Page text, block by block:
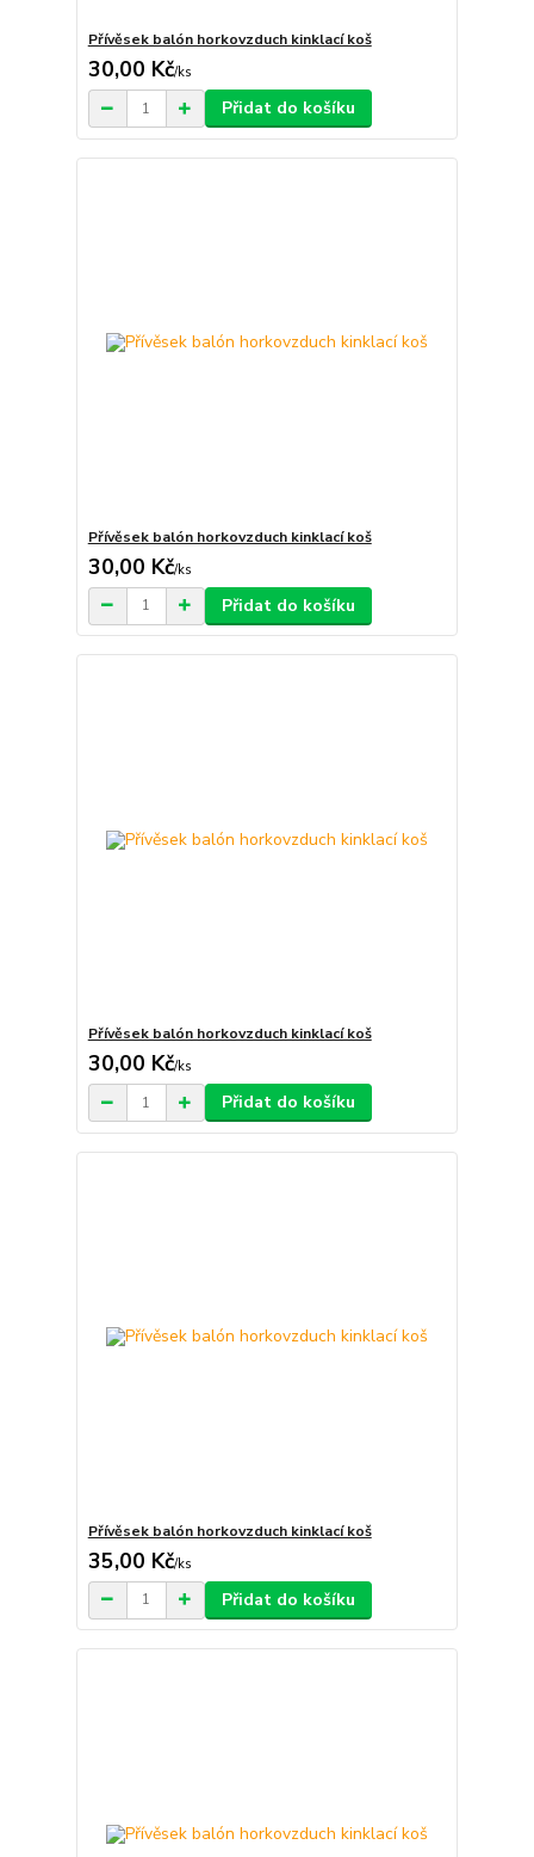
Přívěsek balón horkovzduch kinklací koš
30,00 Kč/ks
Přidat do košíku
Přívěsek balón horkovzduch kinklací koš
30,00 Kč/ks
Přidat do košíku
Přívěsek balón horkovzduch kinklací koš
30,00 Kč/ks
Přidat do košíku
Přívěsek balón horkovzduch kinklací koš
35,00 Kč/ks
Přidat do košíku